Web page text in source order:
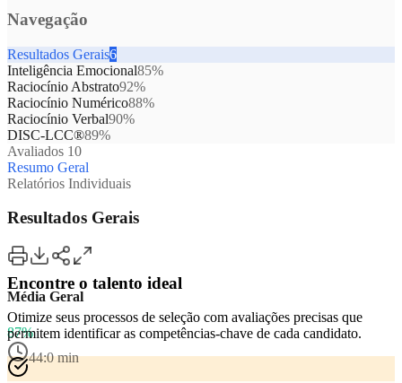
Navegação
Resultados Gerais6
Inteligência Emocional85%
Raciocínio Abstrato92%
Raciocínio Numérico88%
Raciocínio Verbal90%
DISC-LCC®89%
Avaliados 10
Resumo Geral
Relatórios Individuais
Resultados Gerais
Média Geral
87%
44:0 min
Encontre o talento ideal
Otimize seus processos de seleção com avaliações precisas que
permitem identificar as competências-chave de cada candidato.